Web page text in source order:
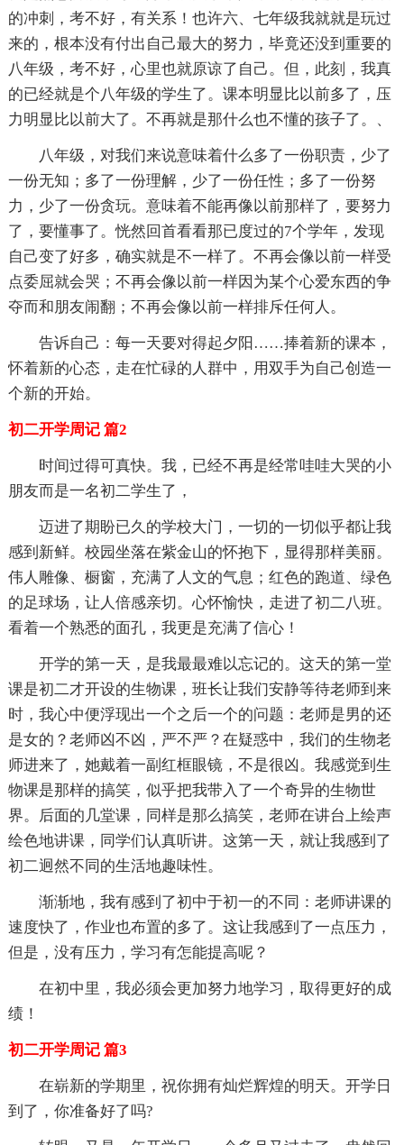
的冲刺，考不好，有关系！也许六、七年级我就就是玩过
来的，根本没有付出自己最大的努力，毕竟还没到重要的
八年级，考不好，心里也就原谅了自己。但，此刻，我真
的已经就是个八年级的学生了。课本明显比以前多了，压
力明显比以前大了。不再就是那什么也不懂的孩子了。、
八年级，对我们来说意味着什么多了一份职责，少了
一份无知；多了一份理解，少了一份任性；多了一份努
力，少了一份贪玩。意味着不能再像以前那样了，要努力
了，要懂事了。恍然回首看看那已度过的7个学年，发现
自己变了好多，确实就是不一样了。不再会像以前一样受
点委屈就会哭；不再会像以前一样因为某个心爱东西的争
夺而和朋友闹翻；不再会像以前一样排斥任何人。
告诉自己：每一天要对得起夕阳……捧着新的课本，
怀着新的心态，走在忙碌的人群中，用双手为自己创造一
个新的开始。
初二开学周记 篇2
时间过得可真快。我，已经不再是经常哇哇大哭的小
朋友而是一名初二学生了，
迈进了期盼已久的学校大门，一切的一切似乎都让我
感到新鲜。校园坐落在紫金山的怀抱下，显得那样美丽。
伟人雕像、橱窗，充满了人文的气息；红色的跑道、绿色
的足球场，让人倍感亲切。心怀愉快，走进了初二八班。
看着一个熟悉的面孔，我更是充满了信心！
开学的第一天，是我最最难以忘记的。这天的第一堂
课是初二才开设的生物课，班长让我们安静等待老师到来
时，我心中便浮现出一个之后一个的问题：老师是男的还
是女的？老师凶不凶，严不严？在疑惑中，我们的生物老
师进来了，她戴着一副红框眼镜，不是很凶。我感觉到生
物课是那样的搞笑，似乎把我带入了一个奇异的生物世
界。后面的几堂课，同样是那么搞笑，老师在讲台上绘声
绘色地讲课，同学们认真听讲。这第一天，就让我感到了
初二迥然不同的生活地趣味性。
渐渐地，我有感到了初中于初一的不同：老师讲课的
速度快了，作业也布置的多了。这让我感到了一点压力，
但是，没有压力，学习有怎能提高呢？
在初中里，我必须会更加努力地学习，取得更好的成
绩！
初二开学周记 篇3
在崭新的学期里，祝你拥有灿烂辉煌的明天。开学日
到了，你准备好了吗?